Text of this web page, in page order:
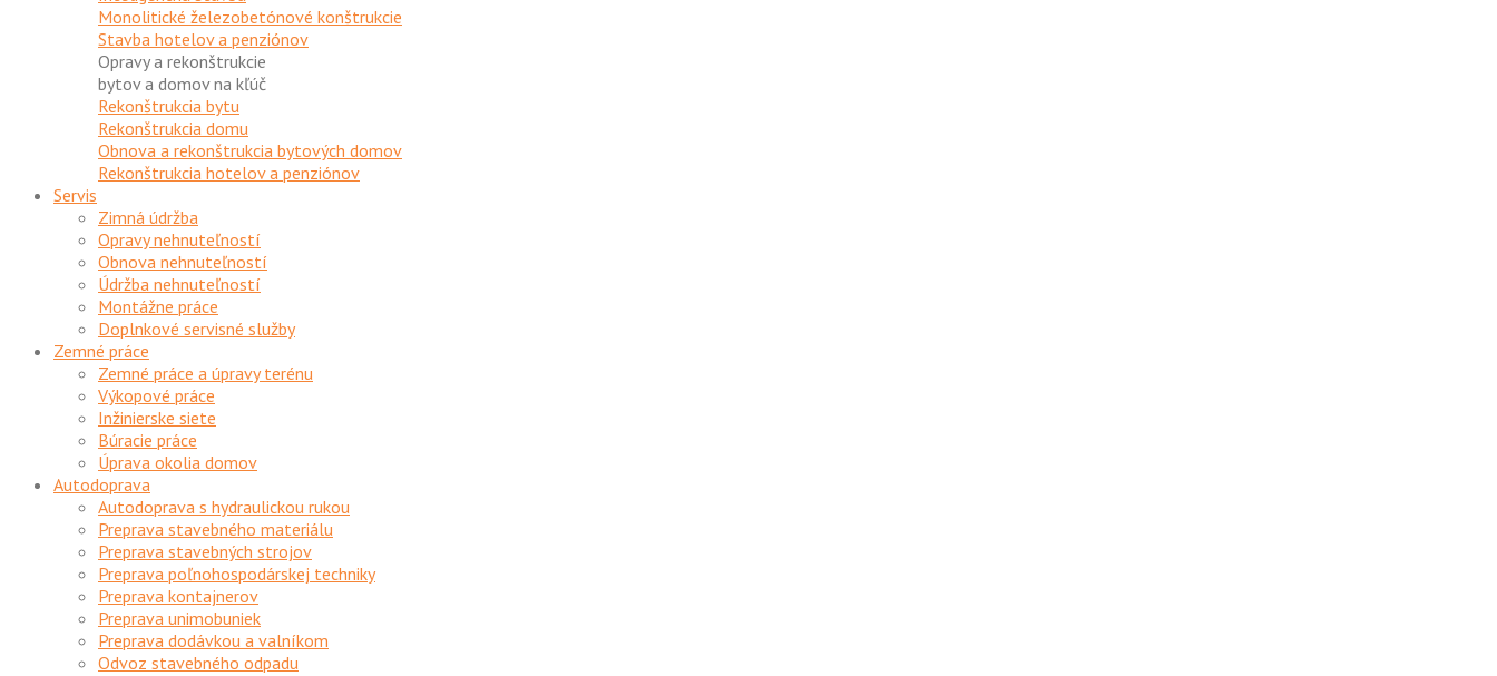
Monolitické železobetónové konštrukcie
Stavba hotelov a penziónov
Opravy a rekonštrukcie
bytov a domov na kľúč
Rekonštrukcia bytu
Rekonštrukcia domu
Obnova a rekonštrukcia bytových domov
Rekonštrukcia hotelov a penziónov
Servis
Zimná údržba
Opravy nehnuteľností
Obnova nehnuteľností
Údržba nehnuteľností
Montážne práce
Doplnkové servisné služby
Zemné práce
Zemné práce a úpravy terénu
Výkopové práce
Inžinierske siete
Búracie práce
Úprava okolia domov
Autodoprava
Autodoprava s hydraulickou rukou
Preprava stavebného materiálu
Preprava stavebných strojov
Preprava poľnohospodárskej techniky
Preprava kontajnerov
Preprava unimobuniek
Preprava dodávkou a valníkom
Odvoz stavebného odpadu